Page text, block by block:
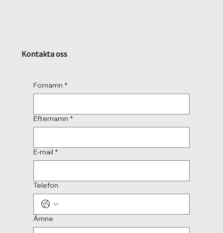
Kontakta oss
Förnamn *
Efternamn *
E-mail *
Telefon
Ämne